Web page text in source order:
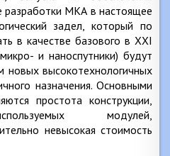
разработки МКА в настоящее
задел, который по
в качестве базового в XXI
и наноспутники) будут
новых высокотехнологичных
назначения. Основными
простота конструкции,
модулей,
невысокая стоимость